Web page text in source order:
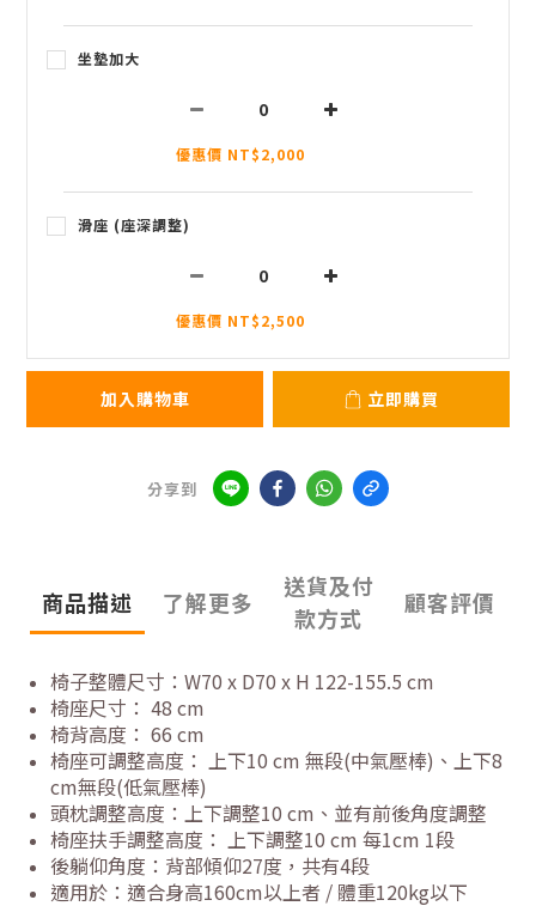
坐墊加大
優惠價 NT$2,000
滑座 (座深調整)
優惠價 NT$2,500
加入購物車 立即購買
分享到
商品描述 了解更多
送貨及付
款方式
顧客評價
椅子整體尺寸：W70 x D70 x H 122-155.5 cm
椅座尺寸： 48 cm
椅背高度： 66 cm
椅座可調整高度： 上下10 cm 無段(中氣壓棒)、上下8
cm無段(低氣壓棒)
頭枕調整高度：上下調整10 cm、並有前後角度調整
椅座扶手調整高度： 上下調整10 cm 每1cm 1段
後躺仰角度：背部傾仰27度，共有4段
適用於：適合身高160cm以上者 / 體重120kg以下